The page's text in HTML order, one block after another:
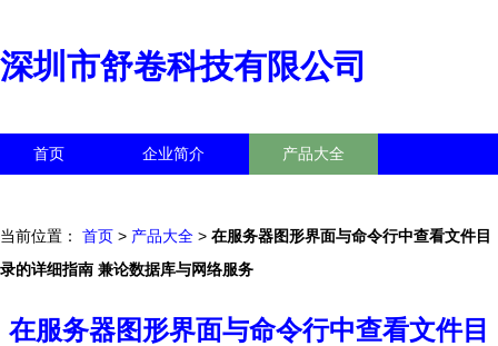
深圳市舒卷科技有限公司
首页 企业简介 产品大全
当前位置： 首页 > 产品大全 > 在服务器图形界面与命令行中查看文件目
录的详细指南 兼论数据库与网络服务
在服务器图形界面与命令行中查看文件目